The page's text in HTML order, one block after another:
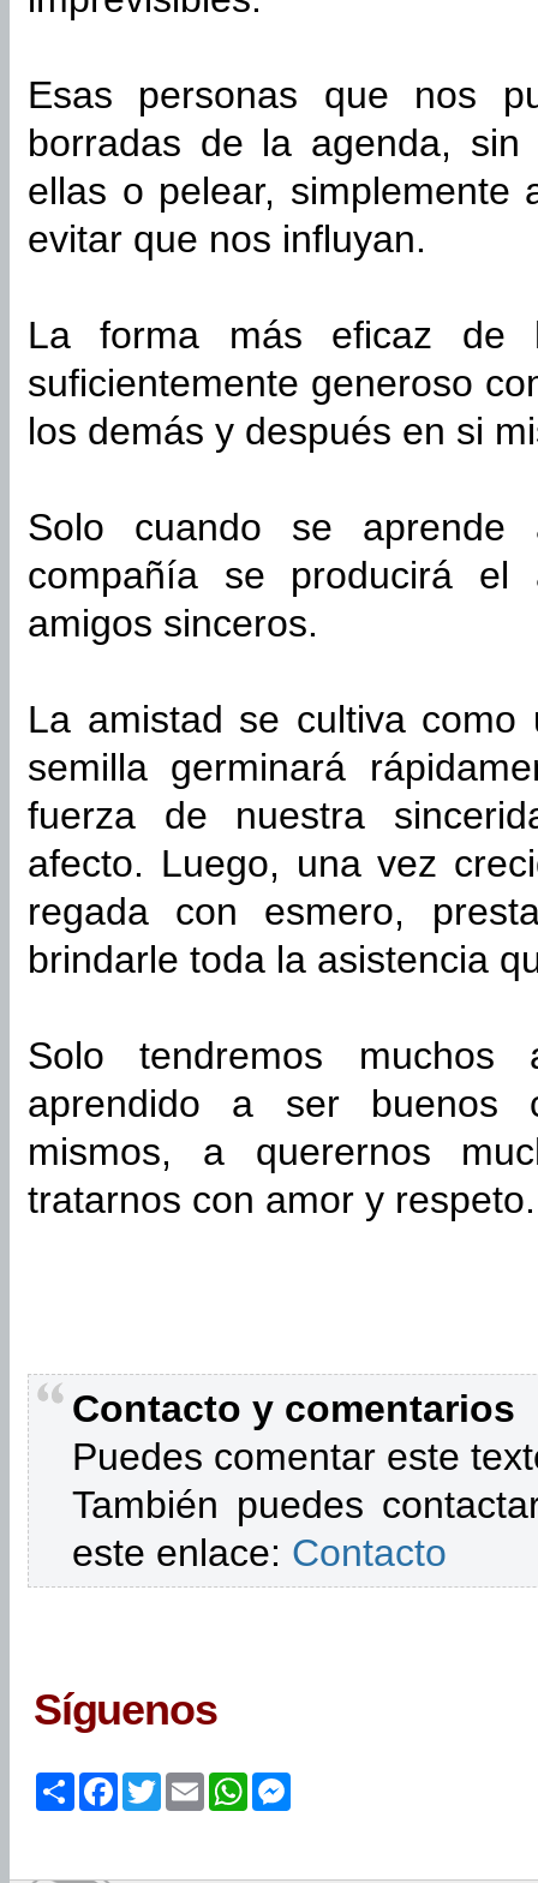
Esas personas que nos
borradas de la agenda,
ellas o pelear, simplemente
evitar que nos influyan.
La forma más eficaz de
suficientemente generoso
los demás y después en si
Solo cuando se
compañía se producirá el
amigos sinceros.
La amistad se cultiva
semilla germinará
fuerza de nuestra
afecto. Luego, una vez
regada con esmero,
brindarle toda la asistencia
Solo tendremos
aprendido a ser buenos
mismos, a querernos
tratarnos con amor y respeto.
Contacto y comentarios
Puedes comentar este
También puedes
este enlace: Contacto
Síguenos
ShareFacebook
TwitterEmailWhatsApp